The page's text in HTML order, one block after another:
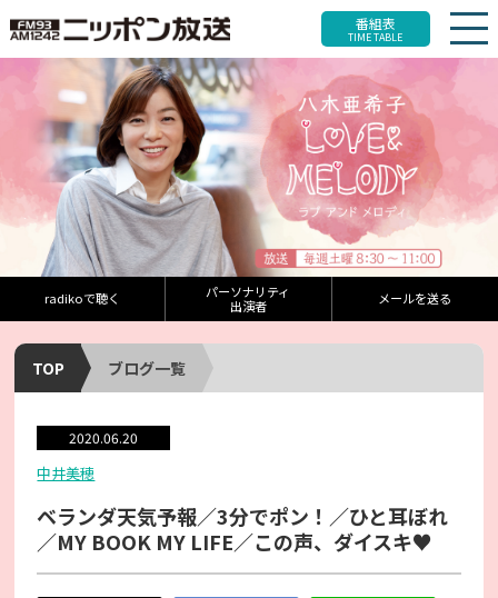
番組表
TIME TABLE
radikoで聴く
パーソナリティ
出演者
メールを送る
TOP ブログ一覧
2020.06.20
中井美穂
ベランダ天気予報／3分でポン！／ひと耳ぼれ
／MY BOOK MY LIFE／この声、ダイスキ♥